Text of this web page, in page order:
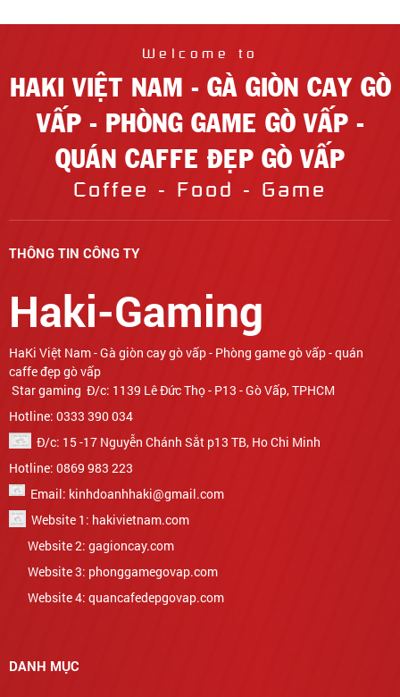
Welcome to
HAKI VIỆT NAM - GÀ GIÒN CAY GÒ
VẤP - PHÒNG GAME GÒ VẤP -
QUÁN CAFFE ĐẸP GÒ VẤP
Coffee - Food - Game
THÔNG TIN CÔNG TY
Haki-Gaming
Star gaming Đ/c: 1139 Lê Đức Thọ - P13 - Gò Vấp, TPHCM
Hotline: 0333 390 034
Đ/c: 15 -17 Nguyễn Chánh Sắt p13 TB, Ho Chi Minh
Hotline: 0869 983 223
Email: kinhdoanhhaki@gmail.com
Website 1: hakivietnam.com
Website 2: gagioncay.com
Website 3: phonggamegovap.com
Website 4: quancafedepgovap.com
DANH MỤC